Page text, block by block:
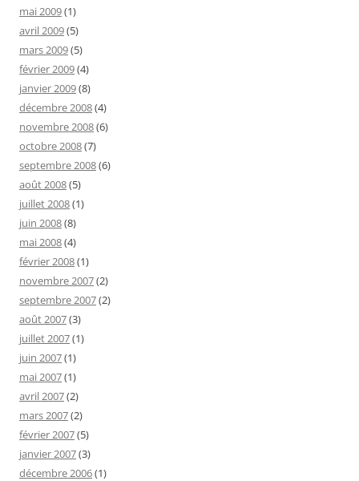
mai 2009(1)
avril 2009(5)
mars 2009(5)
février 2009(4)
janvier 2009(8)
décembre 2008(4)
novembre 2008(6)
octobre 2008(7)
septembre 2008(6)
août 2008(5)
juillet 2008(1)
juin 2008(8)
mai 2008(4)
février 2008(1)
novembre 2007(2)
septembre 2007(2)
août 2007(3)
juillet 2007(1)
juin 2007(1)
mai 2007(1)
avril 2007(2)
mars 2007(2)
février 2007(5)
janvier 2007(3)
décembre 2006(1)